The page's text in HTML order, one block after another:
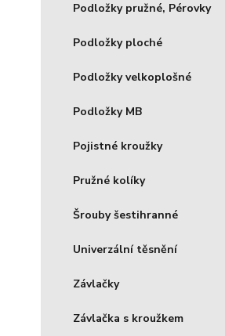
Podložky pružné, Pérovky
Podložky ploché
Podložky velkoplošné
Podložky MB
Pojistné kroužky
Pružné kolíky
Šrouby šestihranné
Univerzální těsnění
Závlačky
Závlačka s kroužkem